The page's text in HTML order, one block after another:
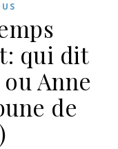
qui dit
Anne
de